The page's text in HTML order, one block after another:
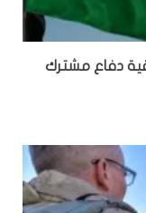
دفاع مشترك